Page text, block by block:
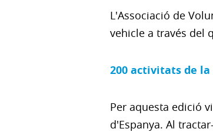
L'Associació de
vehicle a través del
200 activitats de la
Per aquesta edició
d'Espanya. Al